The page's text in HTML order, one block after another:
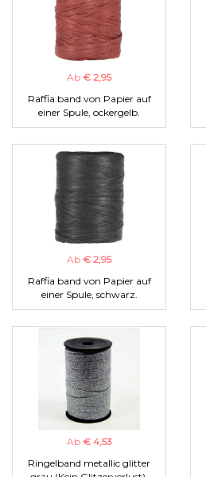
Ab € 2,95
Raffia band von Papier auf
einer Spule, ockergelb.
Ab € 2,95
Raffia band von Papier auf
einer Spule, schwarz.
Ab € 4,53
Ringelband metallic glitter